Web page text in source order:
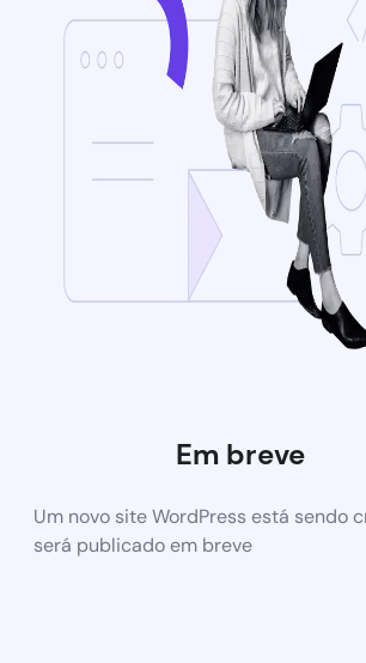
Em breve
Um novo site WordPress está sendo
será publicado em breve